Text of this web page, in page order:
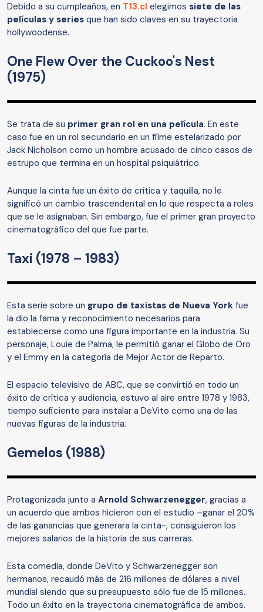
Debido a su cumpleaños, en T13.cl elegimos siete de las
películas y series que han sido claves en su trayectoria
hollywoodense.
One Flew Over the Cuckoo's Nest
(1975)
Se trata de su primer gran rol en una película. En este
caso fue en un rol secundario en un filme estelarizado por
Jack Nicholson como un hombre acusado de cinco casos de
estrupo que termina en un hospital psiquiátrico.
Aunque la cinta fue un éxito de crítica y taquilla, no le
significó un cambio trascendental en lo que respecta a roles
que se le asignaban. Sin embargo, fue el primer gran proyecto
cinematográfico del que fue parte.
Taxi (1978 – 1983)
Esta serie sobre un grupo de taxistas de Nueva York fue
la dio la fama y reconocimiento necesarios para
establecerse como una figura importante en la industria. Su
personaje, Louie de Palma, le permitió ganar el Globo de Oro
y el Emmy en la categoría de Mejor Actor de Reparto.
El espacio televisivo de ABC, que se convirtió en todo un
éxito de crítica y audiencia, estuvo al aire entre 1978 y 1983,
tiempo suficiente para instalar a DeVito como una de las
nuevas figuras de la industria.
Gemelos (1988)
Protagonizada junto a Arnold Schwarzenegger, gracias a
un acuerdo que ambos hicieron con el estudio –ganar el 20%
de las ganancias que generara la cinta-, consiguieron los
mejores salarios de la historia de sus carreras.
Esta comedia, donde DeVito y Schwarzenegger son
hermanos, recaudó más de 216 millones de dólares a nivel
mundial siendo que su presupuesto sólo fue de 15 millones.
Todo un éxito en la trayectoria cinematográfica de ambos.